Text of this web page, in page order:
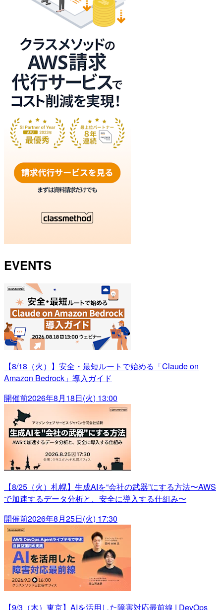
EVENTS
【8/18（火）】安全・最短ルートで始める「Claude on
Amazon Bedrock」導入ガイド
開催前2026年8月18日(火) 13:00
【8/25（火）札幌】生成AIを“会社の武器”にする方法〜AWS
で加速するデータ分析と、安全に導入する仕組み〜
開催前2026年8月25日(火) 17:30
【9/3（木）東京】AIを活用した障害対応最前線 | DevOps